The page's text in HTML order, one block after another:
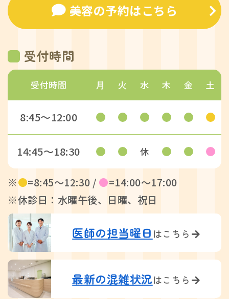
美容の予約はこちら
受付時間
受付時間 月 火 水 木 金 土
8:45〜12:00
14:45〜18:30 休
※●=8:45〜12:30 / ●=14:00〜17:00
※休診日：水曜午後、日曜、祝日
医師の担当曜日 はこちら
最新の混雑状況はこちら